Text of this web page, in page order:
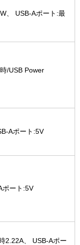
、 USB-Aポート:最
/USB Power
Aポート:5V
ポート:5V
2.22A、 USB-Aポー